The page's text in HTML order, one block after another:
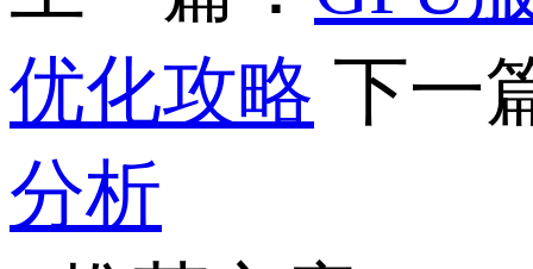
优化攻略 下一
分析